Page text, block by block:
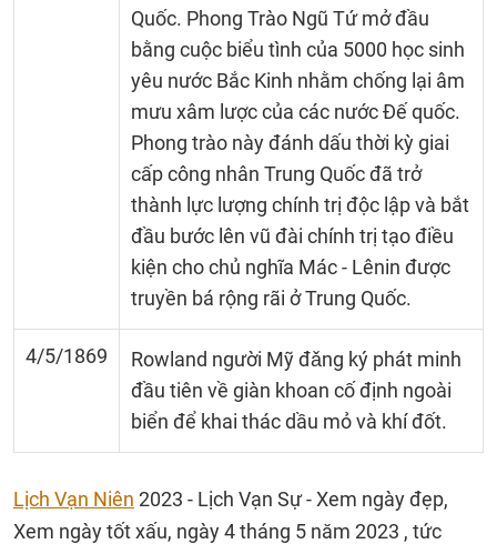
Quốc. Phong Trào Ngũ Tứ mở đầu
bằng cuộc biểu tình của 5000 học sinh
yêu nước Bắc Kinh nhằm chống lại âm
mưu xâm lược của các nước Đế quốc.
Phong trào này đánh dấu thời kỳ giai
cấp công nhân Trung Quốc đã trở
thành lực lượng chính trị độc lập và bắt
đầu bước lên vũ đài chính trị tạo điều
kiện cho chủ nghĩa Mác - Lênin được
truyền bá rộng rãi ở Trung Quốc.
4/5/1869
Rowland người Mỹ đǎng ký phát minh
đầu tiên về giàn khoan cố định ngoài
biển để khai thác dầu mỏ và khí đốt.
Lịch Vạn Niên 2023 - Lịch Vạn Sự - Xem ngày đẹp,
Xem ngày tốt xấu, ngày 4 tháng 5 năm 2023 , tức